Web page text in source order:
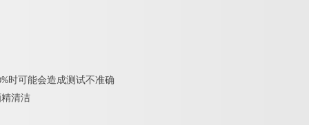
时可能会造成测试不准确
清洁